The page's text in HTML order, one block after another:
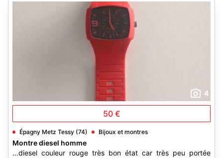
4
50 €
Épagny Metz Tessy (74) Bijoux et montres
Montre diesel homme
...diesel couleur rouge très bon état car très peu portée